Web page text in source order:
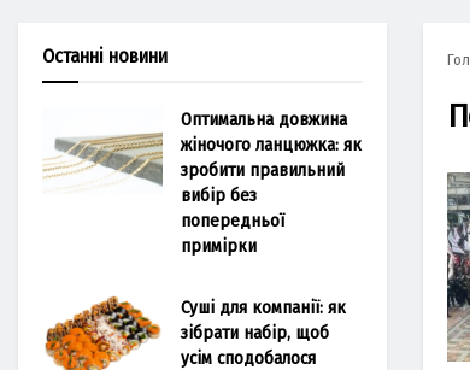
Останні новини
Оптимальна довжина
жіночого ланцюжка: як
зробити правильний
вибір без
попередньої
примірки
Суші для компанії: як
зібрати набір, щоб
усім сподобалося